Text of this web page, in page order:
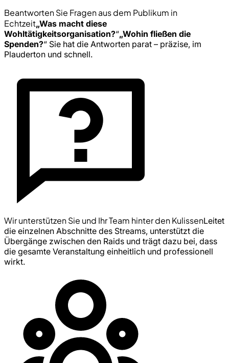
Beantworten Sie Fragen aus dem Publikum in
Echtzeit„Was macht diese
Wohltätigkeitsorganisation?“„Wohin fließen die
Spenden?“ Sie hat die Antworten parat – präzise, im
Plauderton und schnell.
Wir unterstützen Sie und Ihr Team hinter den KulissenLeitet
die einzelnen Abschnitte des Streams, unterstützt die
Übergänge zwischen den Raids und trägt dazu bei, dass
die gesamte Veranstaltung einheitlich und professionell
wirkt.